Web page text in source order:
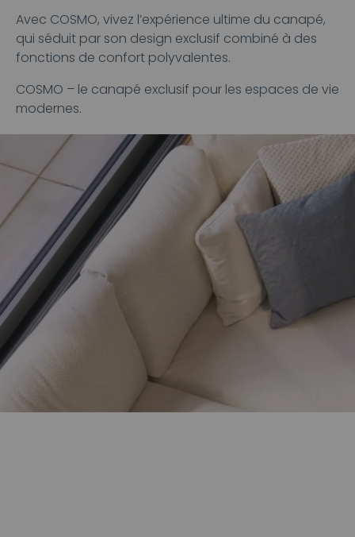
Avec COSMO, vivez l’expérience ultime du canapé,
qui séduit par son design exclusif combiné à des
fonctions de confort polyvalentes.
COSMO – le canapé exclusif pour les espaces de vie
modernes.
vidéo